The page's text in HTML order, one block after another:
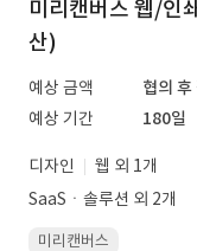
미리캔버스 웹/인
산)
예상 금액
협의 후
예상 기간
180일
디자인
웹 외 1개
SaaSㆍ솔루션 외 2개
미리캔버스